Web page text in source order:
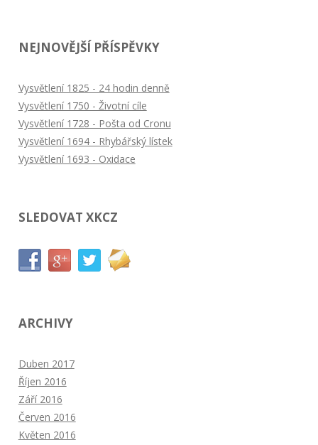
NEJNOVĚJŠÍ PŘÍSPĚVKY
Vysvětlení 1825 - 24 hodin denně
Vysvětlení 1750 - Životní cíle
Vysvětlení 1728 - Pošta od Cronu
Vysvětlení 1694 - Rhybářský lístek
Vysvětlení 1693 - Oxidace
SLEDOVAT XKCZ
ARCHIVY
Duben 2017
Říjen 2016
Září 2016
Červen 2016
Květen 2016